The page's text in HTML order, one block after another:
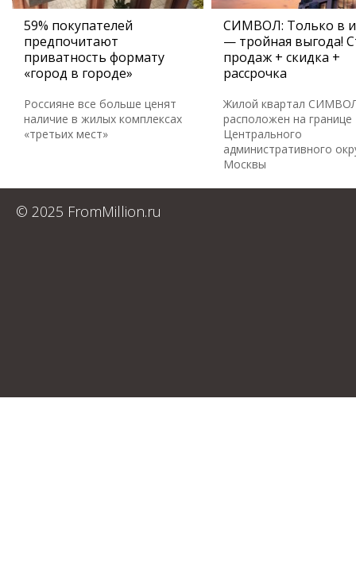
59% покупателей
предпочитают
приватность формату
«город в городе»
Россияне все больше ценят
наличие в жилых комплексах
«третьих мест»
СИМВОЛ: Только в
— тройная выгода!
продаж + скидка +
рассрочка
Жилой квартал
расположен на границе
Центрального
административного
Москвы
© 2025 FromMillion.ru